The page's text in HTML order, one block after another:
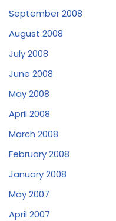
September 2008
August 2008
July 2008
June 2008
May 2008
April 2008
March 2008
February 2008
January 2008
May 2007
April 2007